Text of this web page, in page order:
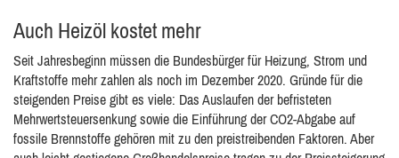
Auch Heizöl kostet mehr
Seit Jahresbeginn müssen die Bundesbürger für Heizung, Strom und
Kraftstoffe mehr zahlen als noch im Dezember 2020. Gründe für die
steigenden Preise gibt es viele: Das Auslaufen der befristeten
Mehrwertsteuersenkung sowie die Einführung der CO2-Abgabe auf
fossile Brennstoffe gehören mit zu den preistreibenden Faktoren. Aber